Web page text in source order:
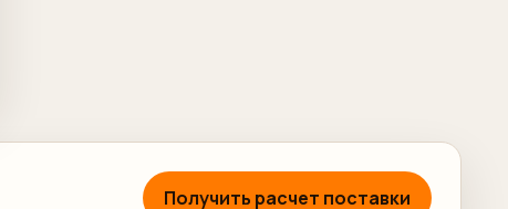
Получить расчет поставки